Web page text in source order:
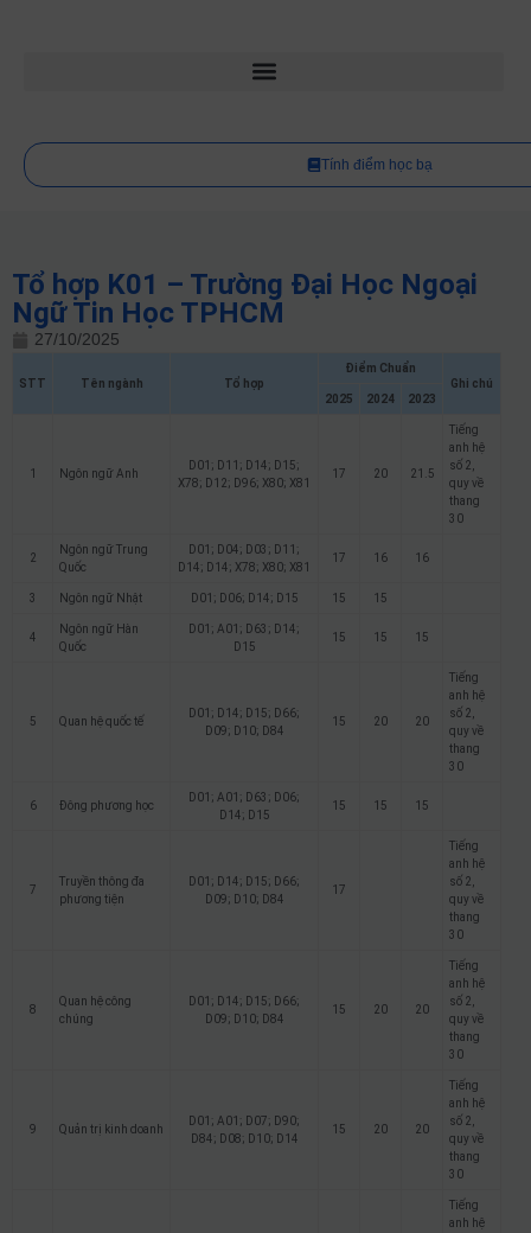
Tính điểm học bạ
Tổ hợp K01 – Trường Đại Học Ngoại
Ngữ Tin Học TPHCM
27/10/2025
STT Tên ngành Tổ hợp
Điểm Chuẩn
Ghi chú
2025
2024 2023
1 Ngôn ngữ Anh
D01; D11; D14; D15;
X78; D12; D96; X80; X81
17 20 21.5
Tiếng
anh hệ
số 2,
quy về
thang
30
2
Ngôn ngữ Trung
Quốc
D01; D04; D03; D11;
D14; D14; X78; X80; X81
17 16 16
3 Ngôn ngữ Nhật D01; D06; D14; D15 15 15
4
Ngôn ngữ Hàn
Quốc
D01; A01; D63; D14;
D15
15 15 15
5 Quan hệ quốc tế
D01; D14; D15; D66;
D09; D10; D84
15 20 20
Tiếng
anh hệ
số 2,
quy về
thang
30
6 Đông phương học
D01; A01; D63; D06;
D14; D15
15 15 15
7
Truyền thông đa
phương tiện
D01; D14; D15; D66;
D09; D10; D84
17
Tiếng
anh hệ
số 2,
quy về
thang
30
8
Quan hệ công
chúng
D01; D14; D15; D66;
D09; D10; D84
15 20 20
Tiếng
anh hệ
số 2,
quy về
thang
30
9 Quản trị kinh doanh
D01; A01; D07; D90;
D84; D08; D10; D14
15 20 20
Tiếng
anh hệ
số 2,
quy về
thang
30
Tiếng
anh hệ